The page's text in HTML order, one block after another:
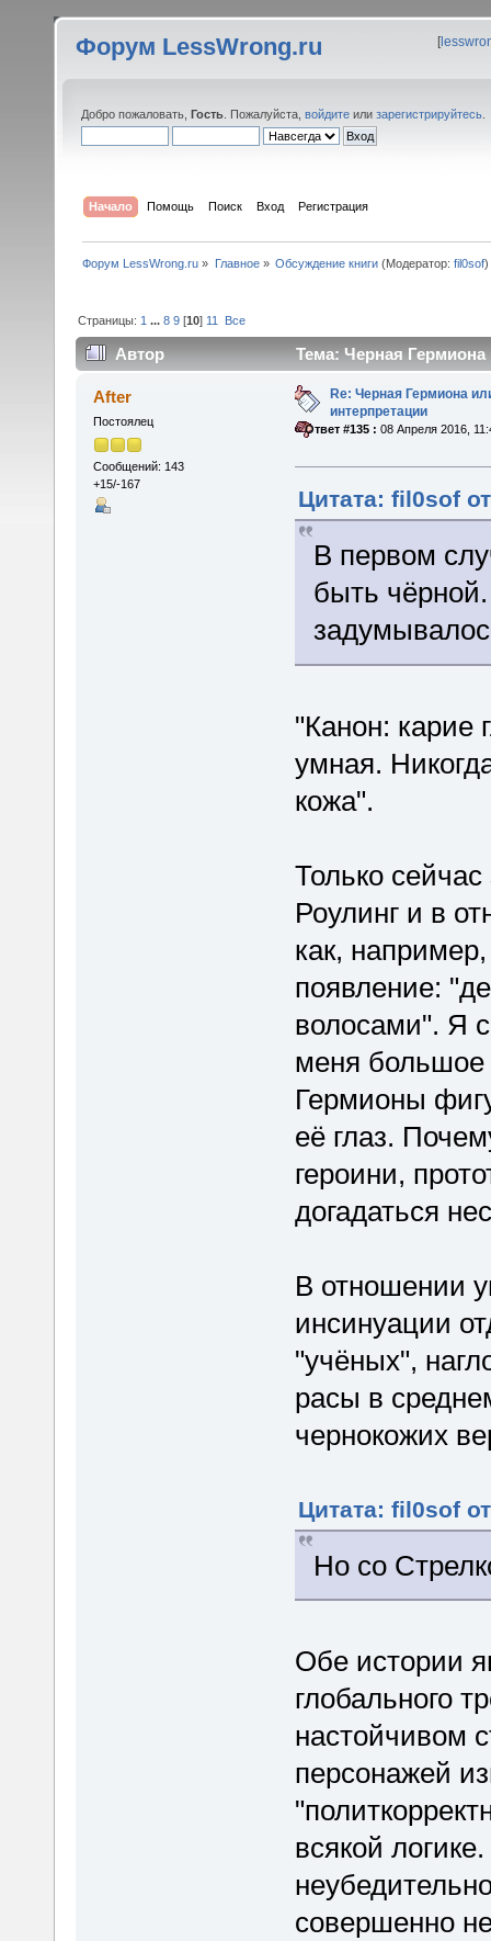
Форум LessWrong.ru [
Добро пожаловать, Гость . Пожалуйста, войдите или зарегистрируйтесь
Начало Помощь Поиск Вход Регистрация
Форум LessWrong.ru » Главное» Обсуждение книги(Модератор: fil0sof)
Страницы: 1 ...8 9 [10] 11 Все
Автор Тема: Черная Гермиона
After
Постоялец
Сообщений: 143
+15/-167
Re: Черная Гермиона
интерпретации
«Ответ #135 : 08 Апреля 2016,
Цитата: fil0sof
В первом
быть
"Канон: карие
умная.
кожа".
Только
Роулинг и в
как,
появление:
волосами". Я
меня большое
Гермионы
её глаз.
героини,
догадаться
В отношении
инсинуации
"учёных",
расы в
чернокожих
Цитата: fil0sof
Но со
Обе истории
глобального
настойчивом
персонажей
всякой
совершенно